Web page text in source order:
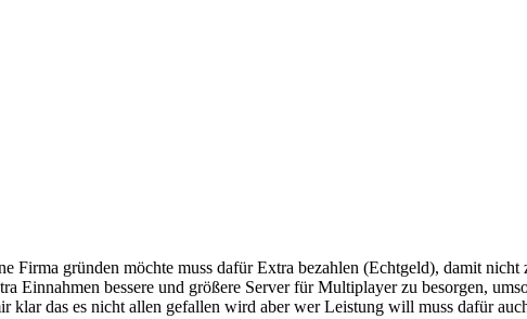
Firma gründen möchte muss dafür Extra bezahlen (Echtgeld), damit
Einnahmen bessere und größere Server für Multiplayer zu besorgen,
klar das es nicht allen gefallen wird aber wer Leistung will muss dafür